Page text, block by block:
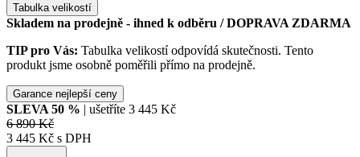
Tabulka velikostí
Skladem na prodejně - ihned k odběru / DOPRAVA ZDARMA
TIP pro Vás: Tabulka velikostí odpovídá skutečnosti. Tento
produkt jsme osobně poměřili přímo na prodejně.
Garance nejlepší ceny
SLEVA 50 % | ušetříte 3 445 Kč
6 890 Kč
3 445 Kč s DPH